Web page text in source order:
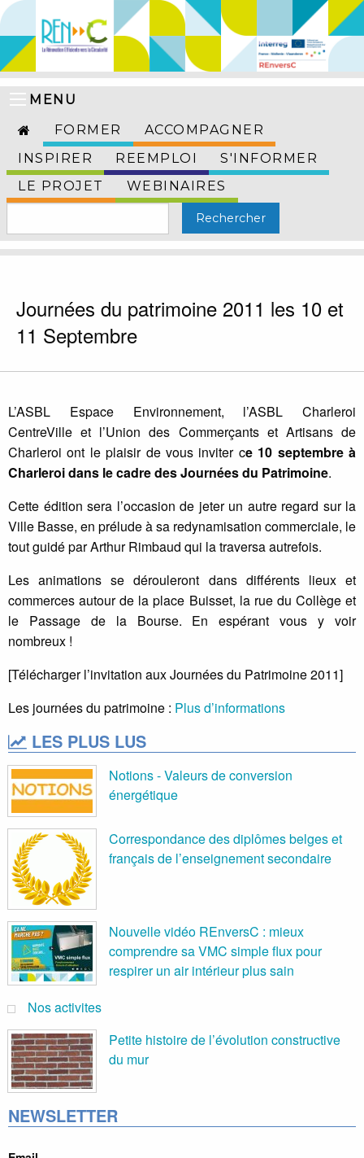
MENU
FORMER
ACCOMPAGNER
INSPIRER
REEMPLOI
S'INFORMER
LE PROJET
WEBINAIRES
Journées du patrimoine 2011 les 10 et
11 Septembre
L’ASBL Espace Environnement, l’ASBL Charleroi
CentreVille et l’Union des Commerçants et Artisans de
Charleroi ont le plaisir de vous inviter ce 10 septembre à
Charleroi dans le cadre des Journées du Patrimoine.
Cette édition sera l’occasion de jeter un autre regard sur la
Ville Basse, en prélude à sa redynamisation commerciale, le
tout guidé par Arthur Rimbaud qui la traversa autrefois.
Les animations se dérouleront dans différents lieux et
commerces autour de la place Buisset, la rue du Collège et
le Passage de la Bourse. En espérant vous y voir
nombreux !
[Télécharger l’invitation aux Journées du Patrimoine 2011]
Les journées du patrimoine : Plus d’informations
LES PLUS LUS
Notions - Valeurs de conversion
énergétique
Correspondance des diplômes belges et
français de l’enseignement secondaire
Nouvelle vidéo REnversC : mieux
comprendre sa VMC simple flux pour
respirer un air intérieur plus sain
Nos activites
Petite histoire de l’évolution constructive
du mur
NEWSLETTER